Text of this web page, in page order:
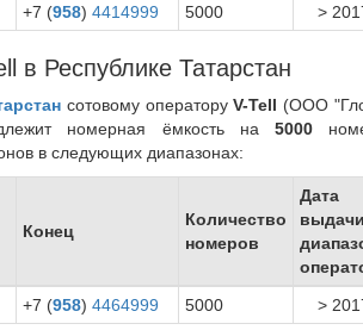
+7 (958) 4414999 5000 >
в Республике Татарстан
сотовому операторуV-Tell (ООО
номерная ёмкость на5000
в следующих диапазонах:
Конец
Количество
номеров
Дата
+7 (958) 4464999 5000 >